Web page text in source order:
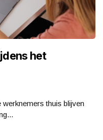
het
thuis blijven